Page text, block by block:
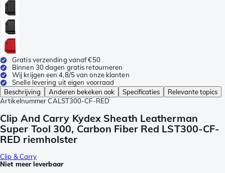
Gratis verzending vanaf €50
Binnen 30 dagen gratis retourneren
Wij krijgen een 4,8/5 van onze klanten
Snelle levering uit eigen voorraad
Beschrijving
Anderen bekeken ook Specificaties
Relevante topics
Artikelnummer CALST300-CF-RED
Clip And Carry Kydex Sheath Leatherman
Super Tool 300, Carbon Fiber Red LST300-CF-
RED riemholster
Clip & Carry
Niet meer leverbaar